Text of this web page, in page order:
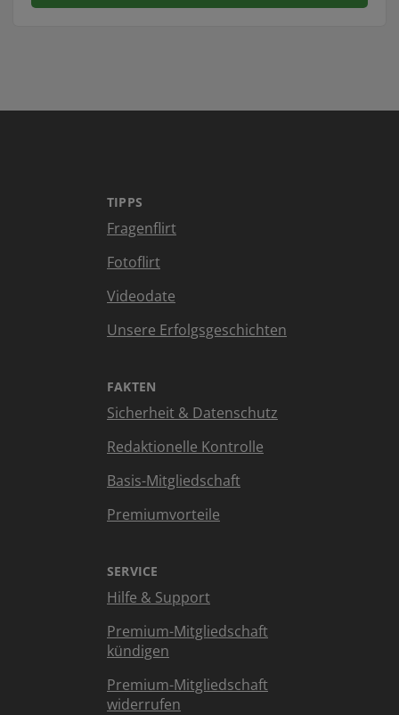
TIPPS
Fragenflirt
Fotoflirt
Videodate
Unsere Erfolgsgeschichten
FAKTEN
Sicherheit & Datenschutz
Redaktionelle Kontrolle
Basis-Mitgliedschaft
Premiumvorteile
SERVICE
Hilfe & Support
Premium-Mitgliedschaft
kündigen
Premium-Mitgliedschaft
widerrufen